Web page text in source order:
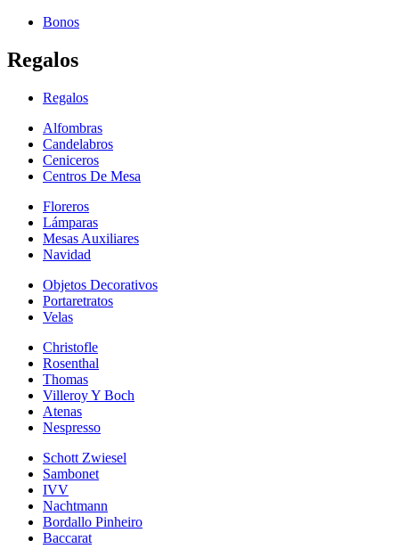
Bonos
Regalos
Regalos
Alfombras
Candelabros
Ceniceros
Centros De Mesa
Floreros
Lámparas
Mesas Auxiliares
Navidad
Objetos Decorativos
Portaretratos
Velas
Christofle
Rosenthal
Thomas
Villeroy Y Boch
Atenas
Nespresso
Schott Zwiesel
Sambonet
IVV
Nachtmann
Bordallo Pinheiro
Baccarat